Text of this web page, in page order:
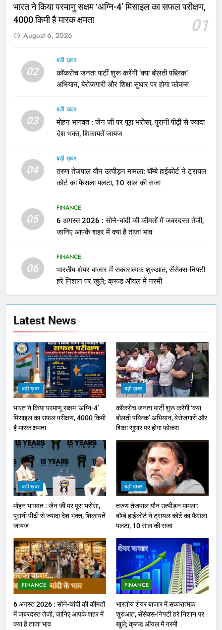
भारत ने किया परमाणु सक्षम ‘अग्नि-4’ मिसाइल का सफल परीक्षण,
4000 किमी है मारक क्षमता
01
August 6, 2026
02
बड़ी ख़बर
कॉकरोच जनता पार्टी शुरू करेंगी ‘क्या बोलती पब्लिक’
अभियान, बेरोजगारी और शिक्षा सुधार पर होगा फोकस
03
बड़ी ख़बर
मोहन भागवत : जेन जी पर पूरा भरोसा, पुरानी पीढ़ी से ज्यादा
देश भक्त, शिकायतें जायज
04
बड़ी ख़बर
तरुण तेजपाल यौन उत्पीड़न मामला: बॉम्बे हाईकोर्ट ने ट्रायल
कोर्ट का फैसला पलटा, 10 साल की सजा
05
FINANCE
6 अगस्त 2026 : सोने-चांदी की कीमतों में जबरदस्त तेजी,
जानिए आपके शहर में क्या है ताजा भाव
06
FINANCE
भारतीय शेयर बाजार में सकारात्मक शुरुआत, सेंसेक्स-निफ्टी
हरे निशान पर खुले; क्रूड ऑयल में नरमी
Latest News
बड़ी ख़बर
भारत ने किया परमाणु सक्षम ‘अग्नि-4’
मिसाइल का सफल परीक्षण, 4000 किमी
है मारक क्षमता
बड़ी ख़बर
कॉकरोच जनता पार्टी शुरू करेंगी ‘क्या
बोलती पब्लिक’ अभियान, बेरोजगारी और
शिक्षा सुधार पर होगा फोकस
बड़ी ख़बर
मोहन भागवत : जेन जी पर पूरा भरोसा,
पुरानी पीढ़ी से ज्यादा देश भक्त, शिकायतें
जायज
बड़ी ख़बर
तरुण तेजपाल यौन उत्पीड़न मामला:
बॉम्बे हाईकोर्ट ने ट्रायल कोर्ट का फैसला
पलटा, 10 साल की सजा
FINANCE
6 अगस्त 2026 : सोने-चांदी की कीमतों
में जबरदस्त तेजी, जानिए आपके शहर में
क्या है ताजा भाव
FINANCE
भारतीय शेयर बाजार में सकारात्मक
शुरुआत, सेंसेक्स-निफ्टी हरे निशान पर
खुले; क्रूड ऑयल में नरमी